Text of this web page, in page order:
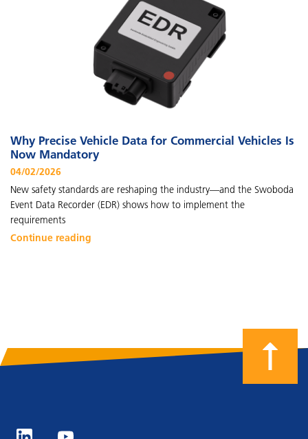
Why Precise Vehicle Data for Commercial Vehicles Is
Now Mandatory
04/02/2026
New safety standards are reshaping the industry—and the Swoboda
Event Data Recorder (EDR) shows how to implement the
requirements
Continue reading